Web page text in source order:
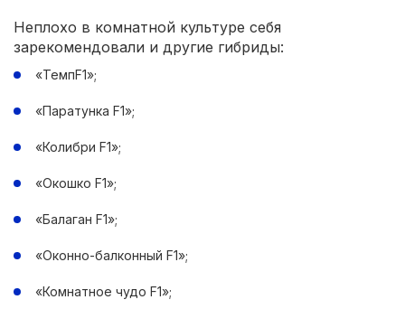
Неплохо в комнатной культуре себя
зарекомендовали и другие гибриды:
«ТемпF1»;
«Паратунка F1»;
«Колибри F1»;
«Окошко F1»;
«Балаган F1»;
«Оконно-балконный F1»;
«Комнатное чудо F1»;